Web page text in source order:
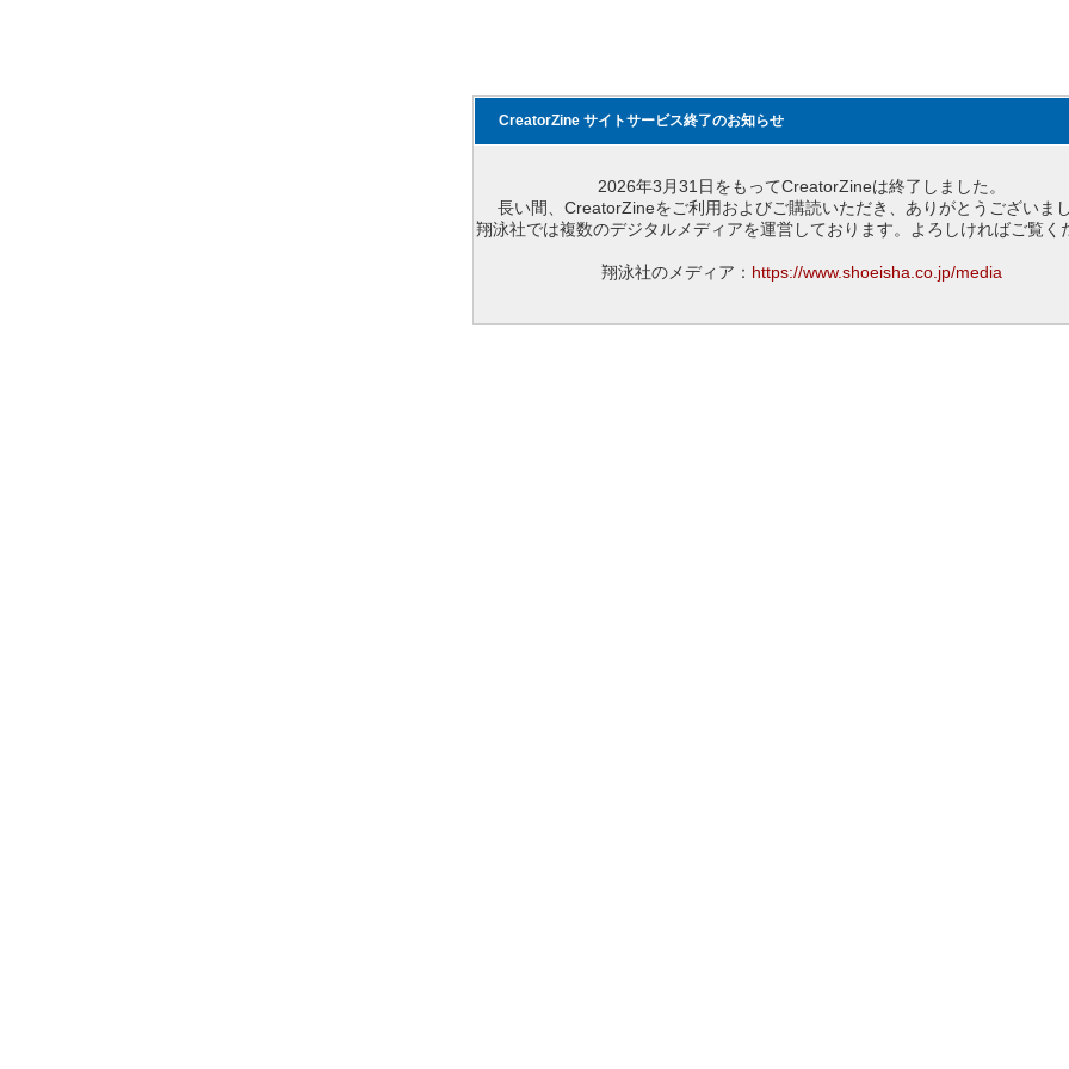
CreatorZine サイトサービス終了のお知らせ
2026年3月31日をもってCreatorZineは終了しました。
長い間、CreatorZineをご利用およびご購読いただき、ありがとうございまし
翔泳社では複数のデジタルメディアを運営しております。よろしければご覧く
翔泳社のメディア： https://www.shoeisha.co.jp/media